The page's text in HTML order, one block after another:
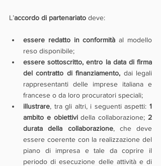
L’accordo di partenariato deve:
essere redatto in conformità al modello
reso disponibile;
essere sottoscritto, entro la data di firma
del contratto di finanziamento, dai legali
rappresentanti delle imprese italiana e
francese o da loro procuratori speciali;
illustrare, tra gli altri, i seguenti aspetti: 1
ambito e obiettivi della collaborazione; 2
durata della collaborazione, che deve
essere coerente con la realizzazione del
piano di impresa e tale da coprire il
periodo di esecuzione delle attività e di